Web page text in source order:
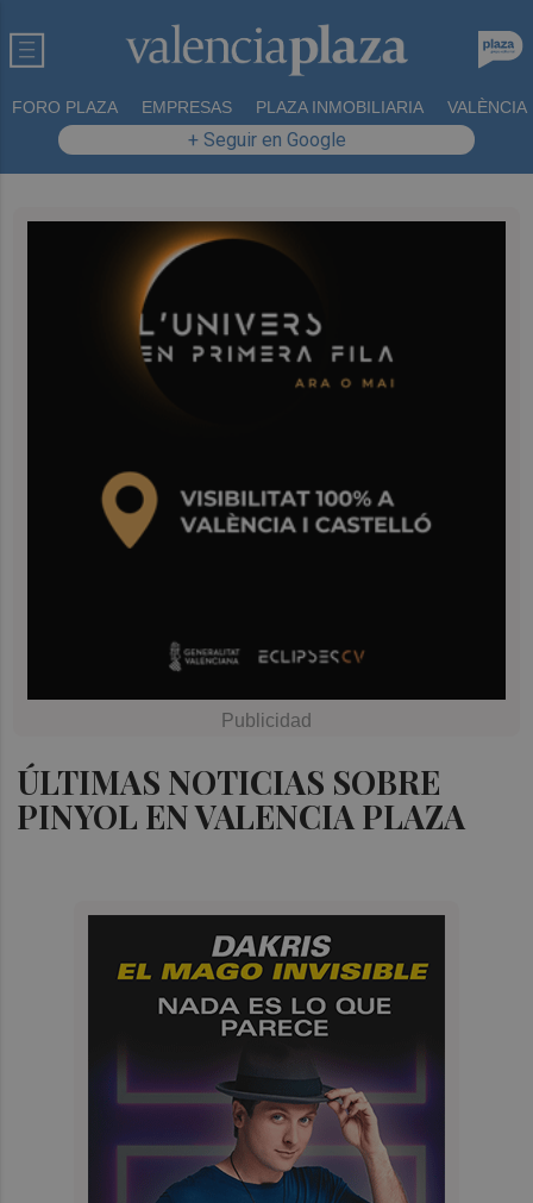
FORO PLAZA EMPRESAS PLAZA INMOBILIARIA VALÈNCIA
+ Seguir en Google
ÚLTIMAS NOTICIAS SOBRE
PINYOL EN VALENCIA PLAZA